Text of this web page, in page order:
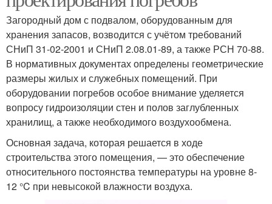
Загородный дом с подвалом, оборудованным для
хранения запасов, возводится с учётом требований
СНиП 31-02-2001 и СНиП 2.08.01-89, а также РСН 70-88.
В нормативных документах определены геометрические
размеры жилых и служебных помещений. При
оборудовании погребов особое внимание уделяется
вопросу гидроизоляции стен и полов заглубленных
хранилищ, а также необходимого воздухообмена.
Основная задача, которая решается в ходе
строительства этого помещения, — это обеспечение
относительного постоянства температуры на уровне 8-
12 °C при невысокой влажности воздуха.